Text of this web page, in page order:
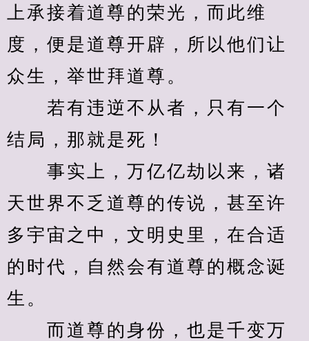
上承接着道尊的荣光，而此维
度，便是道尊开辟，所以他们让
众生，举世拜道尊。
若有违逆不从者，只有一个
结局，那就是死！
事实上，万亿亿劫以来，诸
天世界不乏道尊的传说，甚至许
多宇宙之中，文明史里，在合适
的时代，自然会有道尊的概念诞
生。
而道尊的身份，也是千变万